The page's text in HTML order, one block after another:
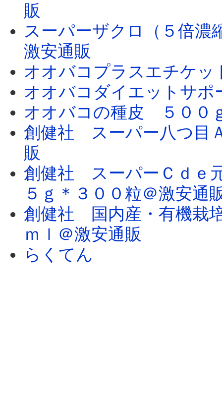
販
スーパーザクロ（５倍
激安通販
オオバコプラスエチケ
オオバコダイエットサ
オオバコの種皮 ５００
創健社 スーパー八つ目
販
創健社 スーパーＣｄ
５ｇ＊３００粒＠激安通
創健社 国内産・有機
ｍｌ＠激安通販
らくてん